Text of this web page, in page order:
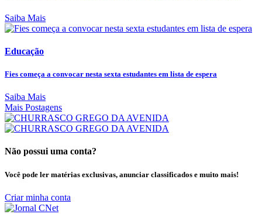
Saiba Mais
Educação
Fies começa a convocar nesta sexta estudantes em lista de espera
Saiba Mais
Mais Postagens
Não possui uma conta?
Você pode ler matérias exclusivas, anunciar classificados e muito mais!
Criar minha conta